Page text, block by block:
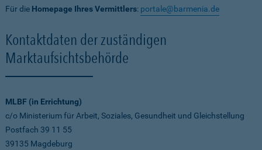
Für die Homepage Ihres Vermittlers: portale@barmenia.de
Kontaktdaten der zuständigen
Marktaufsichtsbehörde
MLBF (in Errichtung)
c/o Ministerium für Arbeit, Soziales, Gesundheit und Gleichstellung
Postfach 39 11 55
39135 Magdeburg